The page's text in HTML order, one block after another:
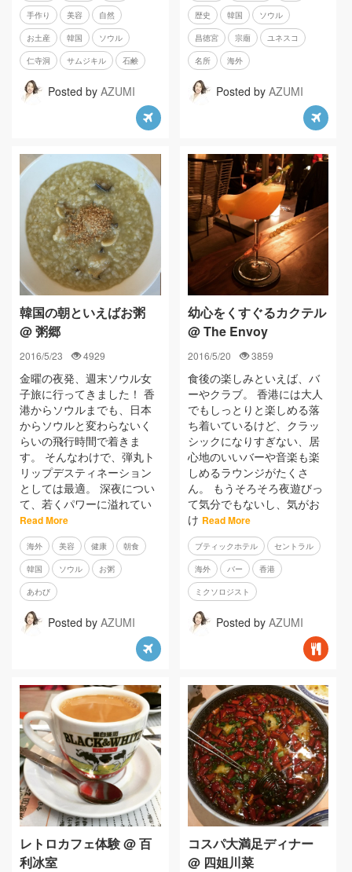
手作り 美容 自然
お土産 韓国 ソウル
仁寺洞 サムジキル 石鹸
Posted by AZUMI
歴史 韓国 ソウル
昌徳宮 宗廟 ユネスコ
名所 海外
Posted by AZUMI
韓国の朝といえばお粥
@ 粥郷
2016/5/23 4929
金曜の夜発、週末ソウル女
子旅に行ってきました！ 香
港からソウルまでも、日本
からソウルと変わらないく
らいの飛行時間で着きま
す。 そんなわけで、弾丸ト
リップデスティネーション
としては最適。 深夜につい
て、若くパワーに溢れてい
Read More
海外 美容 健康 朝食
韓国 ソウル お粥
あわび
Posted by AZUMI
幼心をくすぐるカクテル
@ The Envoy
2016/5/20 3859
食後の楽しみといえば、バ
ーやクラブ。 香港には大人
でもしっとりと楽しめる落
ち着いているけど、クラッ
シックになりすぎない、居
心地のいいバーや音楽も楽
しめるラウンジがたくさ
ん。 もうそろそろ夜遊びっ
て気分でもないし、気がお
け Read More
ブティックホテル セントラル
海外 バー 香港
ミクソロジスト
Posted by AZUMI
レトロカフェ体験 @ 百
利冰室
コスパ大満足ディナー
@ 四姐川菜